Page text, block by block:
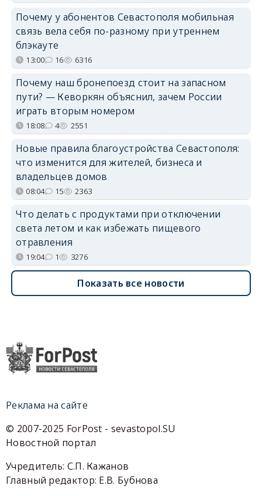
Почему у абонентов Севастополя мобильная
связь вела себя по-разному при утреннем
блэкауте
13:00 16 6316
Почему наш бронепоезд стоит на запасном
пути? — Кеворкян объяснил, зачем России
играть вторым номером
18:08 4 2551
Новые правила благоустройства Севастополя:
что изменится для жителей, бизнеса и
владельцев домов
08:04 15 2363
Что делать с продуктами при отключении
света летом и как избежать пищевого
отравления
19:04 1 3276
Показать все новости
Реклама на сайте
© 2007-2025 ForPost - sevastopol.SU
Новостной портал
Учредитель: С.П. Кажанов
Главный редактор: Е.В. Бубнова